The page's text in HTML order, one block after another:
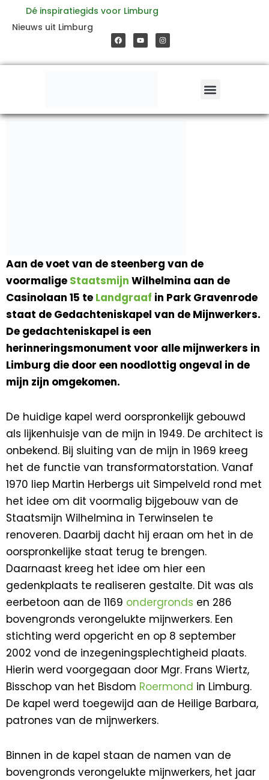
inhoud
Dé inspiratiegids voor Limburg
Nieuws uit Limburg
a
c
e
o
o
o
u
t
b
e
n
s
t
g
r
Aan de voet van de steenberg van de
voormalige Staatsmijn Wilhelmina aan de
Casinolaan 15 te Landgraaf in Park Gravenrode
staat de Gedachteniskapel van de Mijnwerkers.
De gedachteniskapel is een
herinneringsmonument voor alle mijnwerkers in
Limburg die door een noodlottig ongeval in de
mijn zijn omgekomen.
De huidige kapel werd oorspronkelijk gebouwd
als lijkenhuisje van de mijn in 1949. De architect is
onbekend. Bij sluiting van de mijn in 1969 kreeg
het de functie van transformatorstation. Vanaf
1970 liep Martin Herbergs uit Simpelveld rond met
het idee om dit voormalig bijgebouw van de
Staatsmijn Wilhelmina in Terwinselen te
renoveren. Daarbij dacht hij eraan om het in de
oorspronkelijke staat terug te brengen.
Daarnaast kreeg het idee om hier een
gedenkplaats te realiseren gestalte. Dit was als
eerbetoon aan de 1169 ondergronds en 286
bovengronds verongelukte mijnwerkers. Een
stichting werd opgericht en op 8 september
2002 vond de inzegeningsplechtigheid plaats.
Hierin werd voorgegaan door Mgr. Frans Wiertz,
Bisschop van het Bisdom Roermond in Limburg.
De kapel werd toegewijd aan de Heilige Barbara,
patrones van de mijnwerkers.
Binnen in de kapel staan de namen van de
bovengronds verongelukte mijnwerkers, het jaar